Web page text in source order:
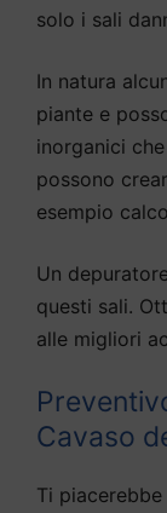
solo i sali
In natura
piante e
inorganici
possono
esempio
Un
questi sali.
alle migliori
Cavaso
Ti